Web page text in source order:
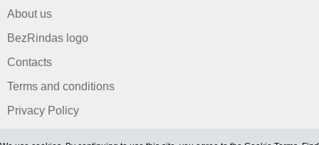
About us
BezRindas logo
Contacts
Terms and conditions
Privacy Policy